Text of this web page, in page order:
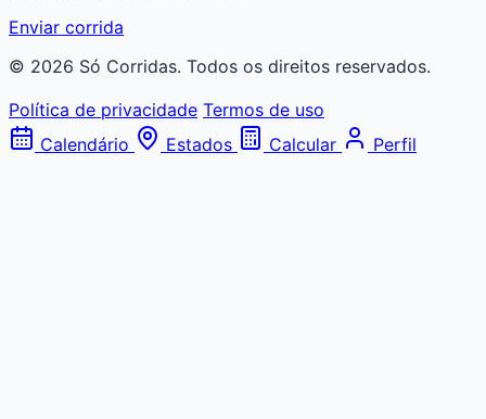
Enviar corrida
© 2026 Só Corridas. Todos os direitos reservados.
Política de privacidade Termos de uso
Calendário
Estados Calcular Perfil